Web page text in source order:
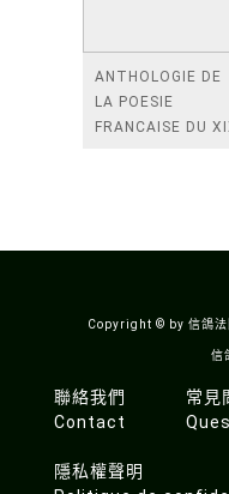
ANTHOLOGIE DE
LA POESIE
FRANCAISE DU
Copyright © by 信鴿
信
聯絡我們
Contact
常見
隱私權聲明